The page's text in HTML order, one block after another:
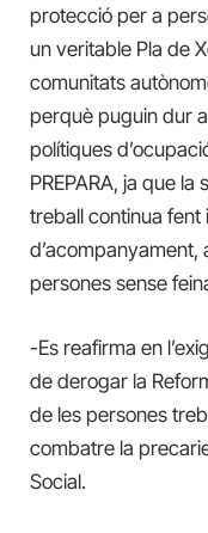
protecció per a
un veritable Pla de
comunitats
perquè puguin dur
polítiques
PREPARA, ja que
treball continua fent
d’acompanyament,
persones sense
-Es reafirma en
de derogar la
de les persones
combatre la
Social.